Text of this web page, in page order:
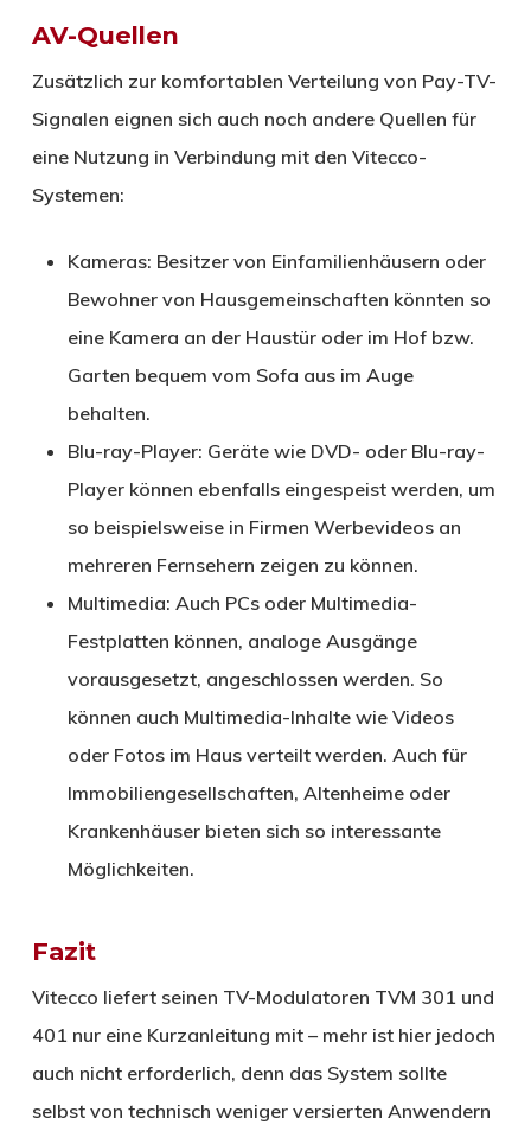
AV-Quellen
Zusätzlich zur komfortablen Verteilung von Pay-TV-
Signalen eignen sich auch noch andere Quellen für
eine Nutzung in Verbindung mit den Vitecco-
Systemen:
Kameras: Besitzer von Einfamilienhäusern oder
Bewohner von Hausgemeinschaften könnten so
eine Kamera an der Haustür oder im Hof bzw.
Garten bequem vom Sofa aus im Auge
behalten.
Blu-ray-Player: Geräte wie DVD- oder Blu-ray-
Player können ebenfalls eingespeist werden, um
so beispielsweise in Firmen Werbevideos an
mehreren Fernsehern zeigen zu können.
Multimedia: Auch PCs oder Multimedia-
Festplatten können, analoge Ausgänge
vorausgesetzt, angeschlossen werden. So
können auch Multimedia-Inhalte wie Videos
oder Fotos im Haus verteilt werden. Auch für
Immobiliengesellschaften, Altenheime oder
Krankenhäuser bieten sich so interessante
Möglichkeiten.
Fazit
Vitecco liefert seinen TV-Modulatoren TVM 301 und
401 nur eine Kurzanleitung mit – mehr ist hier jedoch
auch nicht erforderlich, denn das System sollte
selbst von technisch weniger versierten Anwendern